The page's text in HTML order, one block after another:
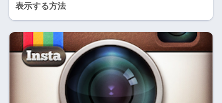
表示する方法